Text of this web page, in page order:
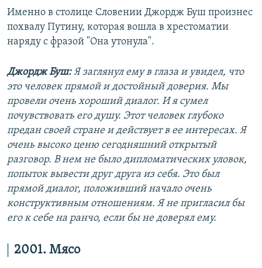
Именно в столице Словении Джордж Буш произнес
похвалу Путину, которая вошла в хрестоматии
наряду с фразой "Она утонула".
Джордж Буш:Я заглянул ему в глаза и увидел, что
это человек прямой и достойный доверия. Мы
провели очень хороший диалог. И я сумел
почувствовать его душу. Этот человек глубоко
предан своей стране и действует в ее интересах. Я
очень высоко ценю сегодняшний открытый
разговор. В нем не было дипломатических уловок,
попыток вывести друг друга из себя. Это был
прямой диалог, положивший начало очень
конструктивным отношениям. Я не пригласил бы
его к себе на ранчо, если бы не доверял ему.
2001. Мясо